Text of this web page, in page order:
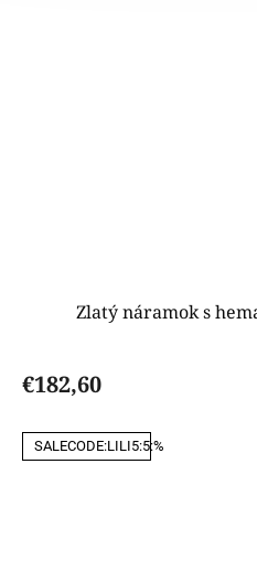
Zlatý náramok s
€182,60
SALECODE:LILI5:5:%